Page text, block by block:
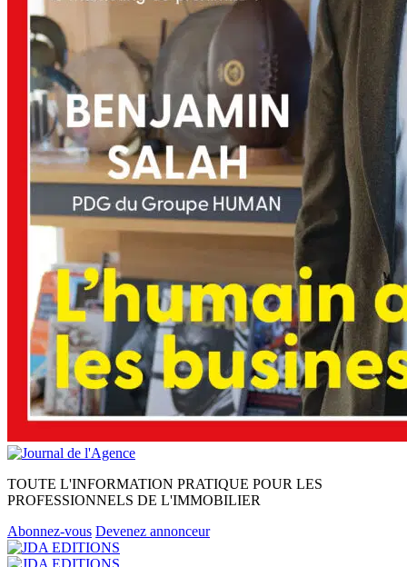
TOUTE L'INFORMATION PRATIQUE POUR LES
PROFESSIONNELS DE L'IMMOBILIER
Abonnez-vous Devenez annonceur